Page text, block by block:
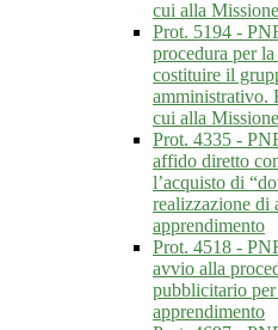
cui alla
Prot. 5194 -
procedura per
costituire il
amministrativo.
cui alla
Prot. 4335 -
affido diretto
l’acquisto di
realizzazione
apprendimento
Prot. 4518 -
avvio alla
pubblicitario
apprendimento